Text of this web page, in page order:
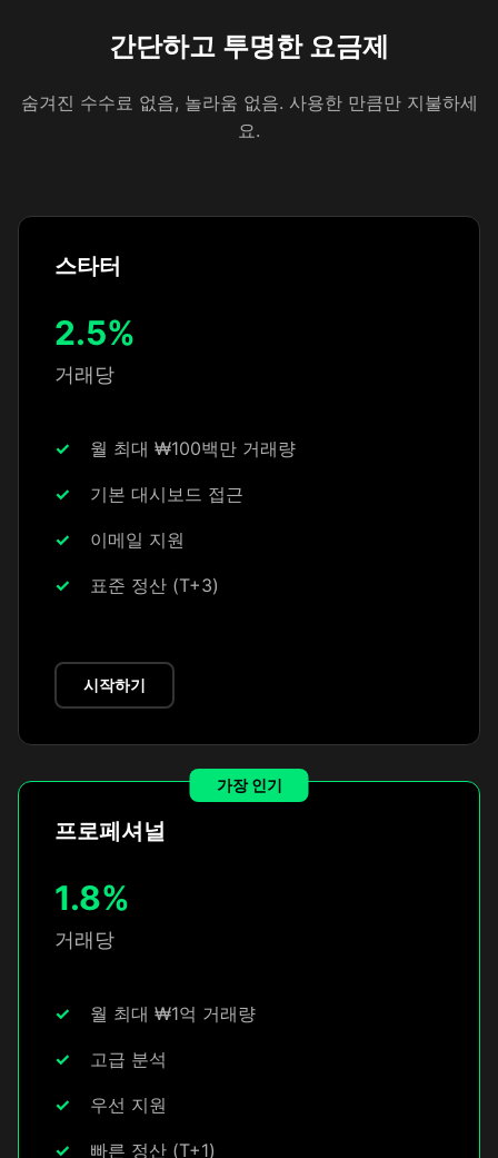
간단하고 투명한 요금제
숨겨진 수수료 없음, 놀라움 없음. 사용한 만큼만 지불하세
요.
스타터
2.5%
거래당
월 최대 ₩100백만 거래량
기본 대시보드 접근
이메일 지원
표준 정산 (T+3)
시작하기
가장 인기
프로페셔널
1.8%
거래당
월 최대 ₩1억 거래량
고급 분석
우선 지원
빠른 정산 (T+1)